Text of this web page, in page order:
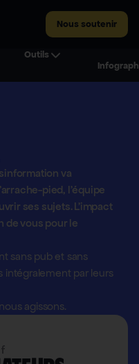
Nous soutenir
Outils
va
pied, l'équipe
ses sujets. L'impact
de vous pour le
sans pub et sans
intégralement par leurs
agissons.